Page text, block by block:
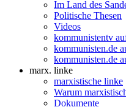
Im Land des
Politische Thesen
Videos
kommunistentv
kommunisten.de
kommunisten.de
marx. linke
marxistische linke
Warum
Dokumente